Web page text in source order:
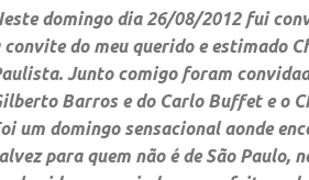
domingo dia 26/08/2012 fui
convite do meu querido e estimado
Junto comigo foram
Barros e do Carlo Buffet e o
um domingo sensacional aonde
para quem não é de São Paulo,